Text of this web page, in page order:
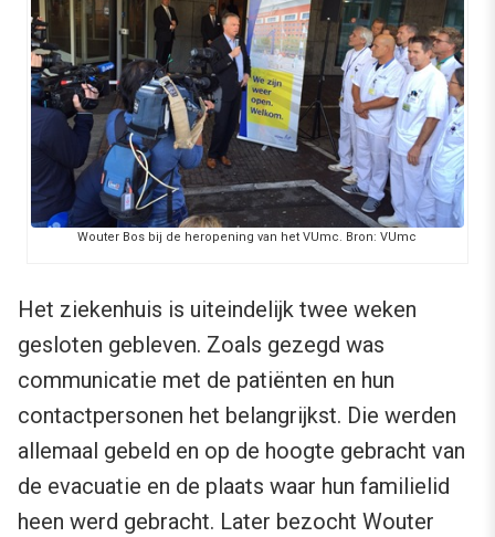
Wouter Bos bij de heropening van het VUmc. Bron: VUmc
Het ziekenhuis is uiteindelijk twee weken
gesloten gebleven. Zoals gezegd was
communicatie met de patiënten en hun
contactpersonen het belangrijkst. Die werden
allemaal gebeld en op de hoogte gebracht van
de evacuatie en de plaats waar hun familielid
heen werd gebracht. Later bezocht Wouter